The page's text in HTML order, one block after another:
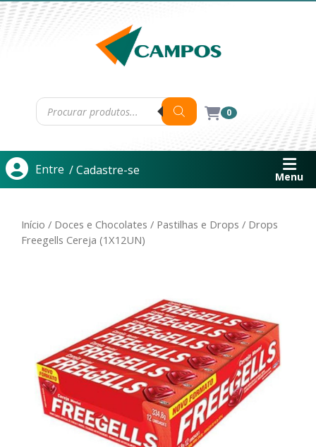
0
Entre / Cadastre-se Menu
Início / Doces e Chocolates / Pastilhas e Drops / Drops
Freegells Cereja (1X12UN)